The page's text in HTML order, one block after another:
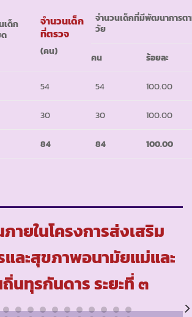
เด็ก
จำนวนเด็ก
ที่ตรวจ
(คน)
จำนวนเด็กที่มีพัฒนาการต
วัย
คน ร้อยละ
54 54 100.00
30 30 100.00
84 84 100.00
ภายในโครงการส่งเสริม
และสุขภาพอนามัยแม่และ
ถิ่นทุรกันดาร ระยะที่ ๓